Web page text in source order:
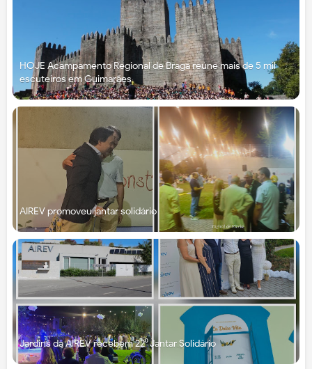
HOJE Acampamento Regional de Braga reúne mais de 5 mil
escuteiros em Guimarães
AIREV promoveu jantar solidário
Jardins da AIREV recebem 22⁰ Jantar Solidário